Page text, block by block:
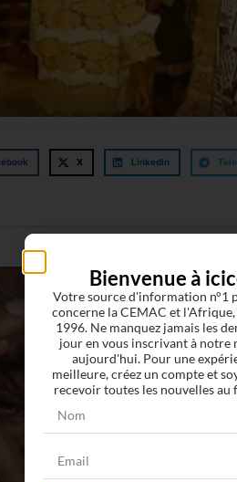
X LinkedIn
Bienvenue à
Votre source d'information n°1
concerne la CEMAC et
1996. Ne manquez jamais les
jour en vous inscrivant à notre
aujourd'hui. Pour une
meilleure, créez un compte et
recevoir toutes les nouvelles au